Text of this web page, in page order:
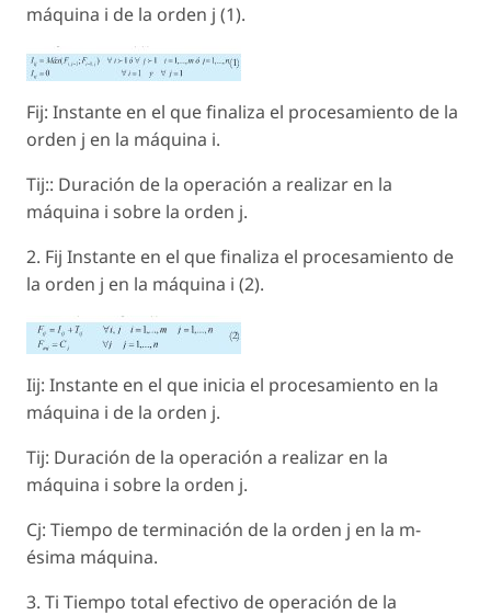
máquina i de la orden j (1).
Fij: Instante en el que finaliza el procesamiento de la
orden j en la máquina i.
Tij:: Duración de la operación a realizar en la
máquina i sobre la orden j.
2. Fij Instante en el que finaliza el procesamiento de
la orden j en la máquina i (2).
Iij: Instante en el que inicia el procesamiento en la
máquina i de la orden j.
Tij: Duración de la operación a realizar en la
máquina i sobre la orden j.
Cj: Tiempo de terminación de la orden j en la m-
ésima máquina.
3. Ti Tiempo total efectivo de operación de la